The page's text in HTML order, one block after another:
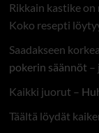
Rikkain kastike on
Koko resepti
Saadakseen
pokerin säännöt–
Kaikki juorut –
Täältä löydät